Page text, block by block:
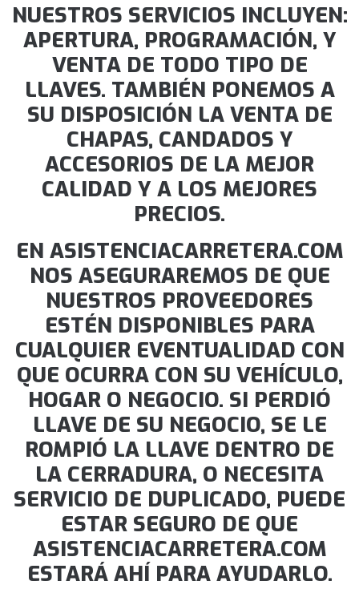
NUESTROS SERVICIOS INCLUYEN:
APERTURA, PROGRAMACIÓN, Y
VENTA DE TODO TIPO DE
LLAVES. TAMBIÉN PONEMOS A
SU DISPOSICIÓN LA VENTA DE
CHAPAS, CANDADOS Y
ACCESORIOS DE LA MEJOR
CALIDAD Y A LOS MEJORES
PRECIOS.
EN ASISTENCIACARRETERA.COM
NOS ASEGURAREMOS DE QUE
NUESTROS PROVEEDORES
ESTÉN DISPONIBLES PARA
CUALQUIER EVENTUALIDAD CON
QUE OCURRA CON SU VEHÍCULO,
HOGAR O NEGOCIO. SI PERDIÓ
LLAVE DE SU NEGOCIO, SE LE
ROMPIÓ LA LLAVE DENTRO DE
LA CERRADURA, O NECESITA
SERVICIO DE DUPLICADO, PUEDE
ESTAR SEGURO DE QUE
ASISTENCIACARRETERA.COM
ESTARÁ AHÍ PARA AYUDARLO.